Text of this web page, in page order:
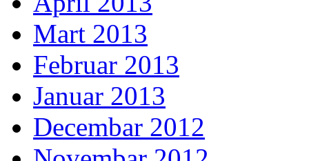
Mart 2013
Februar 2013
Januar 2013
Decembar 2012